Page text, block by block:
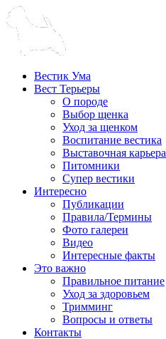
Вестик Ума
Вест Терьеры
О породе
Выбор щенка
Уход за щенком
Воспитание вестика
Выставочная карьера
Питомники
Супер вестики
Интересно
Публикации
Правила/Термины
Фото галереи
Видео
Интересные факты
Это важно
Правильное питание
Уход за здоровьем
Тримминг
Вопросы и ответы
Контакты